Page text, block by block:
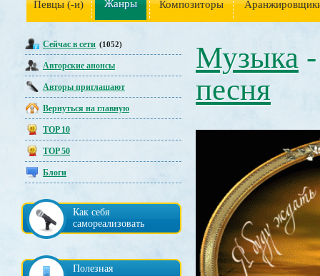
Певцы (-и) Жанры Композиторы
Сейчас в сети (1052)
Авторские анонсы
Авторы приглашают
Вернуться на главную
TOP 10
TOP 50
Блоги
Как себя
самореализовать
Полезная
Музыка
песня